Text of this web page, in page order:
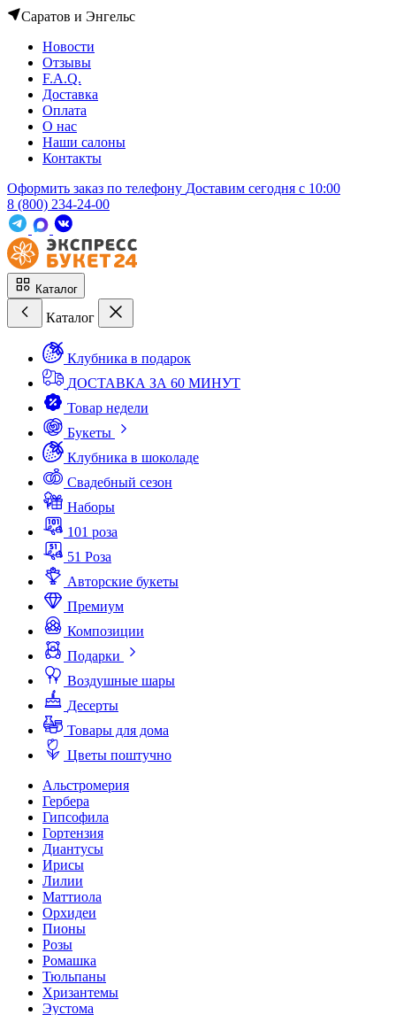
Саратов и Энгельс
Новости
Отзывы
F.A.Q.
Доставка
Оплата
О нас
Наши салоны
Контакты
Оформить заказ по телефону Доставим сегодня c 10:00
8 (800) 234-24-00
Каталог
Каталог
Клубника в подарок
ДОСТАВКА ЗА 60 МИНУТ
Товар недели
Букеты
Клубника в шоколаде
Свадебный сезон
Наборы
101 роза
51 Роза
Авторские букеты
Премиум
Композиции
Подарки
Воздушные шары
Десерты
Товары для дома
Цветы поштучно
Альстромерия
Гербера
Гипсофила
Гортензия
Диантусы
Ирисы
Лилии
Маттиола
Орхидеи
Пионы
Розы
Ромашка
Тюльпаны
Хризантемы
Эустома